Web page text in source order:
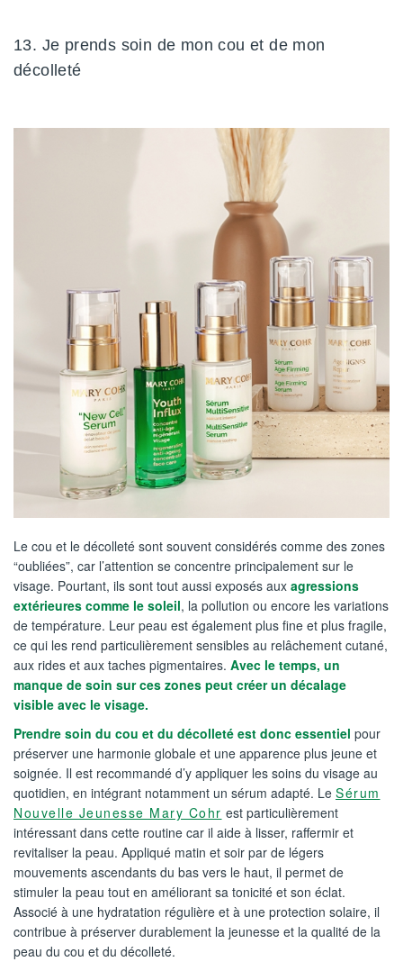
13. Je prends soin de mon cou et de mon
décolleté
Le cou et le décolleté sont souvent considérés comme des zones
“oubliées”, car l’attention se concentre principalement sur le
visage. Pourtant, ils sont tout aussi exposés aux agressions
extérieures comme le soleil, la pollution ou encore les variations
de température. Leur peau est également plus fine et plus fragile,
ce qui les rend particulièrement sensibles au relâchement cutané,
aux rides et aux taches pigmentaires. Avec le temps, un
manque de soin sur ces zones peut créer un décalage
visible avec le visage.
Prendre soin du cou et du décolleté est donc essentiel pour
préserver une harmonie globale et une apparence plus jeune et
soignée. Il est recommandé d’y appliquer les soins du visage au
quotidien, en intégrant notamment un sérum adapté. Le Sérum
Nouvelle Jeunesse Mary Cohr est particulièrement
intéressant dans cette routine car il aide à lisser, raffermir et
revitaliser la peau. Appliqué matin et soir par de légers
mouvements ascendants du bas vers le haut, il permet de
stimuler la peau tout en améliorant sa tonicité et son éclat.
Associé à une hydratation régulière et à une protection solaire, il
contribue à préserver durablement la jeunesse et la qualité de la
peau du cou et du décolleté.